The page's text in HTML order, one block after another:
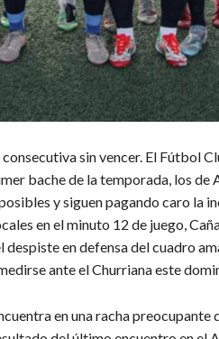
sin vencer. El Fútbol
bache de la temporada, los de
y siguen pagando caro la
en el minuto 12 de juego,
despiste en defensa del cuadro
ante el Churriana este
en una racha